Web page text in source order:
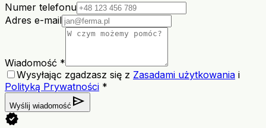
Numer telefonu
Adres e-mail
Wiadomość *
Wysyłając zgadzasz się z Zasadami użytkowania i
Polityką Prywatności *
Wyślij wiadomość send
verified